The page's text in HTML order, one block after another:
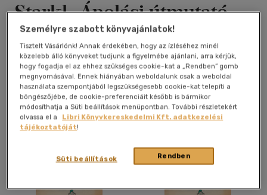
Starkl -Ápolási útmutató -
Hasznos tanácsok a
kiskertekbe
Antikvár könyv (4db)
Személyre szabott könyvajánlatok!
Tisztelt Vásárlónk! Annak érdekében, hogy az ízléséhez minél
közelebb álló könyveket tudjunk a figyelmébe ajánlani, arra kérjük,
hogy fogadja el az ehhez szükséges cookie-kat a „Rendben” gomb
megnyomásával. Ennek hiányában weboldalunk csak a weboldal
használata szempontjából legszükségesebb cookie-kat telepíti a
böngészőjébe, de cookie-preferenciáit később is bármikor
módosíthatja a Süti beállítások menüpontban. További részletekért
olvassa el a
Libri Könyvkereskedelmi Kft. adatkezelési
tájékoztatóját!
Rendben
Süti beállítások